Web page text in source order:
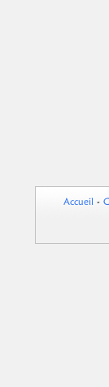
Accueil -